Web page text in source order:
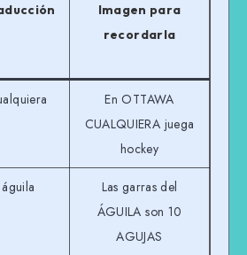
Imagen para
recordarla
En OTTAWA
CUALQUIERA juega
hockey
águila
Las garras del
ÁGUILA son 10
AGUJAS